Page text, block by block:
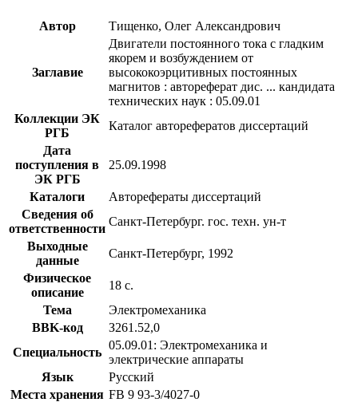
Автор Тищенко, Олег Александрович
Заглавие
Двигатели постоянного тока с гладким
якорем и возбуждением от
высококоэрцитивных постоянных
магнитов : автореферат дис. ... кандидата
технических наук : 05.09.01
Коллекции ЭК
РГБ
Каталог авторефератов диссертаций
Дата
поступления в
ЭК РГБ
25.09.1998
Каталоги
Авторефераты диссертаций
Сведения об
ответственности
Санкт-Петербург. гос. техн. ун-т
Выходные
данные
Санкт-Петербург, 1992
Физическое
описание
18 с.
Тема
Электромеханика
BBK-код
З261.52,0
Специальность
05.09.01: Электромеханика и
электрические аппараты
Язык
Русский
Места хранения FB 9 93-3/4027-0